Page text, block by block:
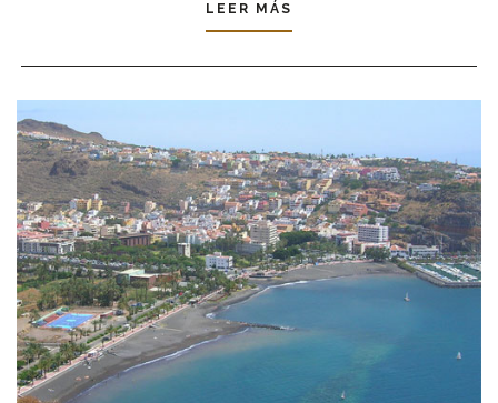
LEER MÁS